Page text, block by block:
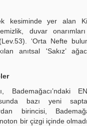
kesiminde yer alan
duvar
(Lev.53). ‘Orta Nefte
anıtsal 'Sakız’
Bademağacı’ndaki
bazı yeni
birincisi,
bir çizgi içinde